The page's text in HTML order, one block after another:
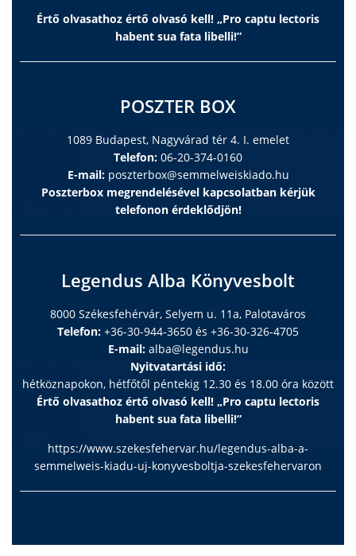
Értő olvasathoz értő olvasó kell! „Pro captu lectoris
habent sua fata libelli!”
POSZTER BOX
1089 Budapest, Nagyvárad tér 4. I. emelet
Telefon: 06-20-374-0160
E-mail: poszterbox@semmelweiskiado.hu
Poszterbox megrendelésével kapcsolatban kérjük
telefonon érdeklődjön!
Legendus Alba Könyvesbolt
8000 Székesfehérvár, Selyem u. 11a, Palotaváros
Telefon: +36-30-944-3650 és +36-30-326-4705
E-mail: alba@legendus.hu
Nyitvatartási idő:
hétköznapokon, hétfőtől péntekig 12.30 és 18.00 óra között
Értő olvasathoz értő olvasó kell! „Pro captu lectoris
habent sua fata libelli!”
https://www.szekesfehervar.hu/legendus-alba-a-
semmelweis-kiadu-uj-konyvesboltja-szekesfehervaron